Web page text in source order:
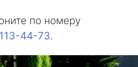
по номеру
44-73.